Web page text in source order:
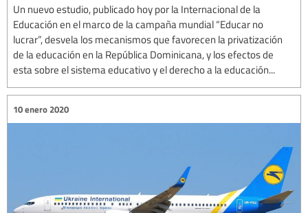
Un nuevo estudio, publicado hoy por la Internacional de la
Educación en el marco de la campaña mundial “Educar no
lucrar”, desvela los mecanismos que favorecen la privatización
de la educación en la República Dominicana, y los efectos de
esta sobre el sistema educativo y el derecho a la educación...
10 enero 2020